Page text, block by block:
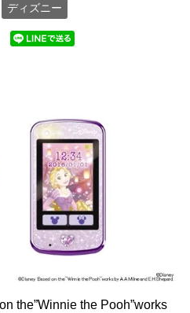
ディズニー
the Pooh”works